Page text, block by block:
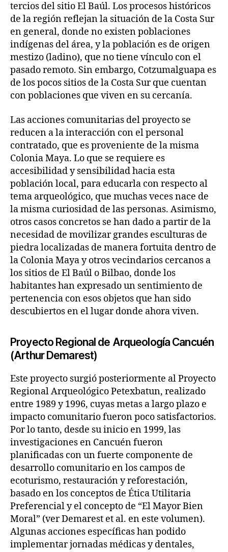
tercios del sitio El Baúl. Los procesos históricos
de la región reflejan la situación de la Costa Sur
en general, donde no existen poblaciones
indígenas del área, y la población es de origen
mestizo (ladino), que no tiene vínculo con el
pasado remoto. Sin embargo, Cotzumalguapa es
de los pocos sitios de la Costa Sur que cuentan
con poblaciones que viven en su cercanía.
Las acciones comunitarias del proyecto se
reducen a la interacción con el personal
contratado, que es proveniente de la misma
Colonia Maya. Lo que se requiere es
accesibilidad y sensibilidad hacia esta
población local, para educarla con respecto al
tema arqueológico, que muchas veces nace de
la misma curiosidad de las personas. Asimismo,
otros casos concretos se han dado a partir de la
necesidad de movilizar grandes esculturas de
piedra localizadas de manera fortuita dentro de
la Colonia Maya y otros vecindarios cercanos a
los sitios de El Baúl o Bilbao, donde los
habitantes han expresado un sentimiento de
pertenencia con esos objetos que han sido
descubiertos en el lugar donde ahora viven.
Proyecto Regional de Arqueología Cancuén
(Arthur Demarest)
Este proyecto surgió posteriormente al Proyecto
Regional Arqueológico Petexbatun, realizado
entre 1989 y 1996, cuyas metas a largo plazo e
impacto comunitario fueron poco satisfactorios.
Por lo tanto, desde su inicio en 1999, las
investigaciones en Cancuén fueron
planificadas con un fuerte componente de
desarrollo comunitario en los campos de
ecoturismo, restauración y reforestación,
basado en los conceptos de Ética Utilitaria
Preferencial y el concepto de “El Mayor Bien
Moral” (ver Demarest et al. en este volumen).
Algunas acciones específicas han podido
implementar jornadas médicas y dentales,